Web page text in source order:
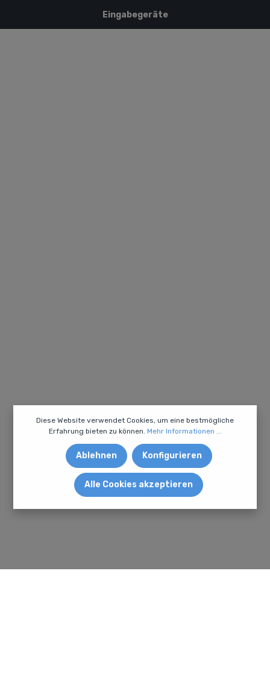
Eingabegeräte
Diese Website verwendet Cookies, um eine bestmögliche
Erfahrung bieten zu können. Mehr Informationen ...
Ablehnen Konfigurieren
Alle Cookies akzeptieren